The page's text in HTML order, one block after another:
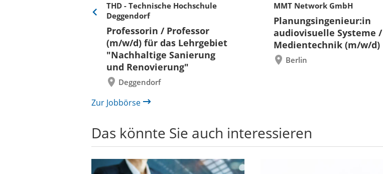
THD - Technische Hochschule
Deggendorf
Professorin / Professor
(m/w/d) für das Lehrgebiet
"Nachhaltige Sanierung
und Renovierung"
Deggendorf
MMT Network GmbH
Planungsingenieur:in
audiovisuelle Systeme /
Medientechnik (m/w/d)
Berlin
Eine
Folie
zurück
Zur Jobbörse
Das könnte Sie auch interessieren